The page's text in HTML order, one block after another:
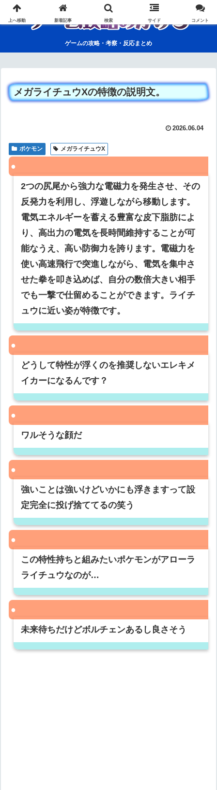
ゲームの攻略・考察・反応まとめ
メガライチュウXの特徴の説明文。
2026.06.04
ポケモン メガライチュウX
2つの尻尾から強力な電磁力を発生させ、その
反発力を利用し、浮遊しながら移動します。
電気エネルギーを蓄える豊富な皮下脂肪によ
り、高出力の電気を長時間維持することが可
能なうえ、高い防御力を誇ります。電磁力を
使い高速飛行で突進しながら、電気を集中さ
せた拳を叩き込めば、自分の数倍大きい相手
でも一撃で仕留めることができます。ライチ
ュウに近い姿が特徴です。
どうして特性が浮くのを推奨しないエレキメ
イカーになるんです？
ワルそうな顔だ
強いことは強いけどいかにも浮きますって設
定完全に投げ捨ててるの笑う
この特性持ちと組みたいポケモンがアローラ
ライチュウなのが…
未来待ちだけどボルチェンあるし良さそう
上へ移動 新着記事 検索 サイド コメント